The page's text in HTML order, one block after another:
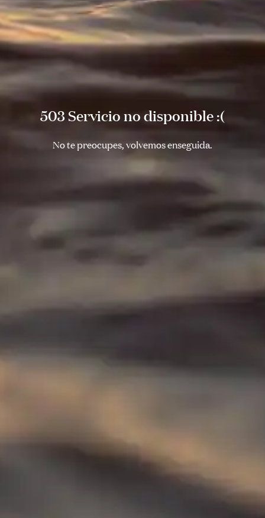
503 Servicio no disponible :(
No te preocupes, volvemos enseguida.